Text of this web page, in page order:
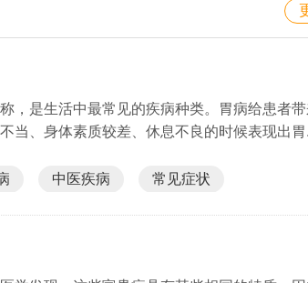
，是生活中最常见的疾病种类。胃病给患者
当、身体素质较差、休息不良的时候表现出胃
中医疾病 常见症状